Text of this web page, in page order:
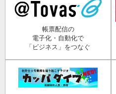
帳票配信の
電子化・自動化で
「ビジネス」をつなぐ